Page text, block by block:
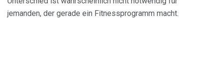
jemanden, der gerade ein Fitnessprogramm macht.